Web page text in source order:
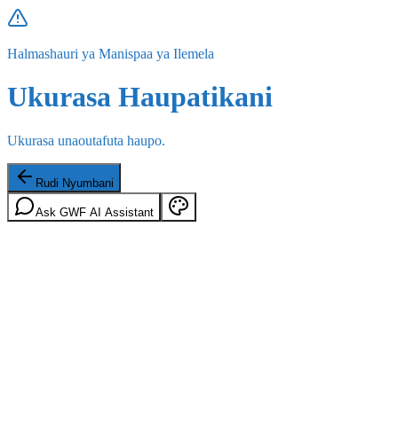
Halmashauri ya Manispaa ya Ilemela
Ukurasa Haupatikani
Ukurasa unaoutafuta haupo.
Rudi Nyumbani
Ask GWF AI Assistant